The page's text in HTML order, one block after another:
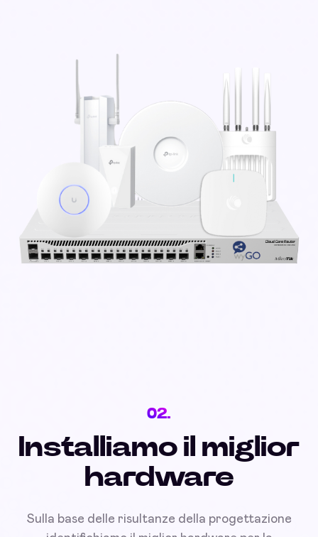
02.
Installiamo il miglior
hardware
Sulla base delle risultanze della progettazione